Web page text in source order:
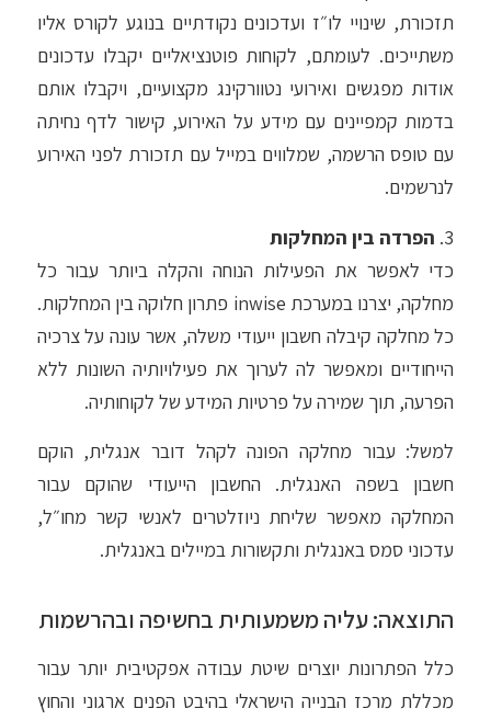
תזכורת, שינויי לו״ז ועדכונים נקודתיים בנוגע לקורס אליו
משתייכים. לעומתם, לקוחות פוטנציאליים יקבלו עדכונים
אודות מפגשים ואירועי נטוורקינג מקצועיים, ויקבלו אותם
בדמות קמפיינים עם מידע על האירוע, קישור לדף נחיתה
עם טופס הרשמה, שמלווים במייל עם תזכורת לפני האירוע
לנרשמים.
3. הפרדה בין המחלקות
כדי לאפשר את הפעילות הנוחה והקלה ביותר עבור כל
מחלקה, יצרנו במערכת inwise פתרון חלוקה בין המחלקות.
כל מחלקה קיבלה חשבון ייעודי משלה, אשר עונה על צרכיה
הייחודיים ומאפשר לה לערוך את פעילויותיה השונות ללא
הפרעה, תוך שמירה על פרטיות המידע של לקוחותיה.
למשל: עבור מחלקה הפונה לקהל דובר אנגלית, הוקם
חשבון בשפה האנגלית. החשבון הייעודי שהוקם עבור
המחלקה מאפשר שליחת ניוזלטרים לאנשי קשר מחו״ל,
עדכוני סמס באנגלית ותקשורות במיילים באנגלית.
התוצאה: עליה משמעותית בחשיפה ובהרשמות
כלל הפתרונות יוצרים שיטת עבודה אפקטיבית יותר עבור
מכללת מרכז הבנייה הישראלי בהיבט הפנים ארגוני והחוץ